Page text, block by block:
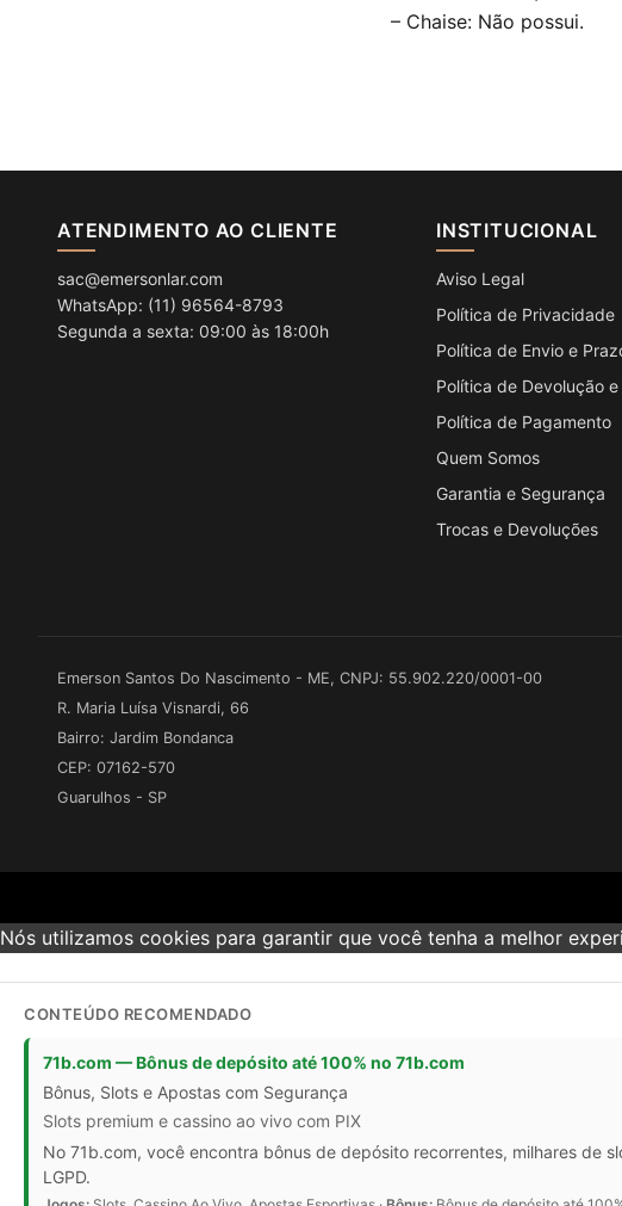
– Chaise: Não possui.
ATENDIMENTO AO CLIENTE
sac@emersonlar.com
WhatsApp: (11) 96564-8793
Segunda a sexta: 09:00 às 18:00h
INSTITUCIONAL
Aviso Legal
Política de Privacidade
Política de Envio e
Política de Devolução
Política de Pagamento
Quem Somos
Garantia e Segurança
Trocas e Devoluções
Emerson Santos Do Nascimento - ME, CNPJ: 55.902.220/0001-00
R. Maria Luísa Visnardi, 66
Bairro: Jardim Bondanca
CEP: 07162-570
Guarulhos - SP
Nós utilizamos cookies para garantir que você tenha a melhor
CONTEÚDO RECOMENDADO
71b.com — Bônus de depósito até 100% no 71b.com
Bônus, Slots e Apostas com Segurança
Slots premium e cassino ao vivo com PIX
No 71b.com, você encontra bônus de depósito recorrentes, milhares de
LGPD.